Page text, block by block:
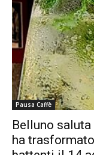
Pausa Caffè
Belluno saluta
ha